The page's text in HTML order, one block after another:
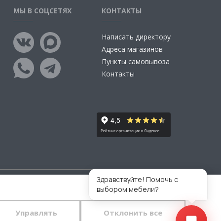
МЫ В СОЦСЕТЯХ КОНТАКТЫ
Написать директору
Адреса магазинов
Пункты самовывоза
Контакты
за размещаемые Пользователями
пользовательского
Управлять Отклонить все
Здравствуйте! Помочь с
выбором мебели?